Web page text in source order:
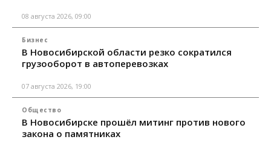
08 августа 2026, 09:00
Бизнес
В Новосибирской области резко сократился
грузооборот в автоперевозках
07 августа 2026, 19:00
Общество
В Новосибирске прошёл митинг против нового
закона о памятниках